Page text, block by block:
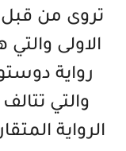
تروى من قبل
الاولى
رواية
والتي
الرواية